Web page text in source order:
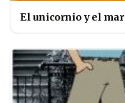
El unicornio y el mar